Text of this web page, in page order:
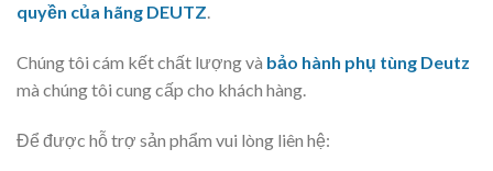
quyền của hãng DEUTZ.
Chúng tôi cám kết chất lượng và bảo hành phụ tùng Deutz
mà chúng tôi cung cấp cho khách hàng.
Để được hỗ trợ sản phẩm vui lòng liên hệ: